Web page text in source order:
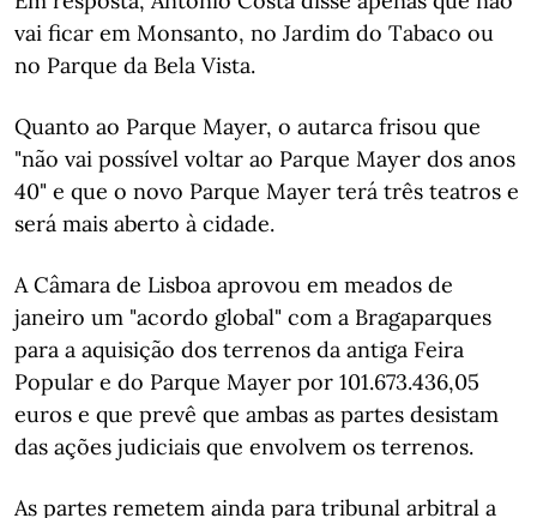
vai ficar em Monsanto, no Jardim do Tabaco ou
no Parque da Bela Vista.
Quanto ao Parque Mayer, o autarca frisou que
"não vai possível voltar ao Parque Mayer dos anos
40" e que o novo Parque Mayer terá três teatros e
será mais aberto à cidade.
A Câmara de Lisboa aprovou em meados de
janeiro um "acordo global" com a Bragaparques
para a aquisição dos terrenos da antiga Feira
Popular e do Parque Mayer por 101.673.436,05
euros e que prevê que ambas as partes desistam
das ações judiciais que envolvem os terrenos.
As partes remetem ainda para tribunal arbitral a